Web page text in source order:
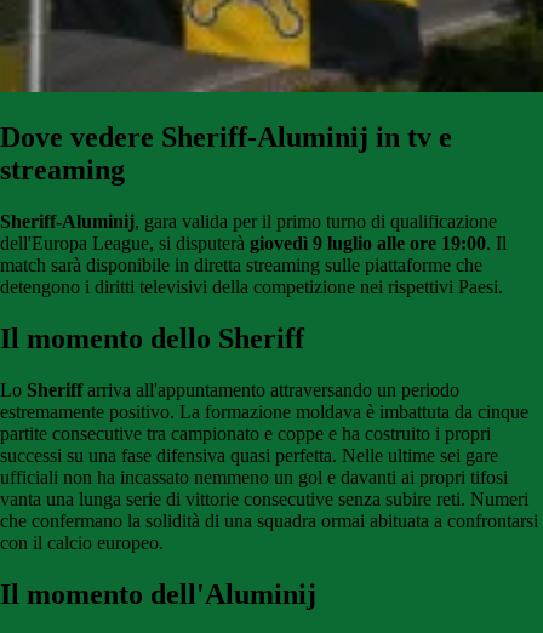
Dove vedere Sheriff-Aluminij in tv e
streaming
Sheriff-Aluminij, gara valida per il primo turno di qualificazione
dell'Europa League, si disputerà giovedì 9 luglio alle ore 19:00. Il
match sarà disponibile in diretta streaming sulle piattaforme che
detengono i diritti televisivi della competizione nei rispettivi Paesi.
Il momento dello Sheriff
Lo Sheriffarriva all'appuntamento attraversando un periodo
estremamente positivo. La formazione moldava è imbattuta da cinque
partite consecutive tra campionato e coppe e ha costruito i propri
successi su una fase difensiva quasi perfetta. Nelle ultime sei gare
ufficiali non ha incassato nemmeno un gol e davanti ai propri tifosi
vanta una lunga serie di vittorie consecutive senza subire reti. Numeri
che confermano la solidità di una squadra ormai abituata a confrontarsi
con il calcio europeo.
Il momento dell'Aluminij